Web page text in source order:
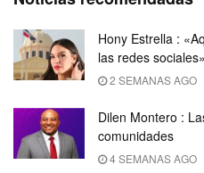
Hony Estrella :
las redes sociales»
2 SEMANAS AGO
Dilen Montero :
comunidades
4 SEMANAS AGO